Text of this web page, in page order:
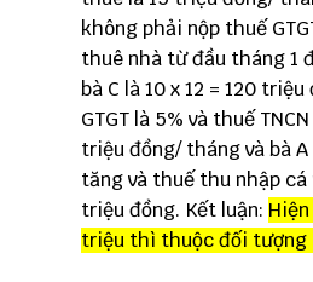
không phải nộp thuế
thuê nhà từ đầu tháng 1
bà C là 10 x 12 = 120
GTGT là 5% và thuế
triệu đồng/ tháng và bà
tăng và thuế thu nhập
triệu đồng. Kết luận:
triệu thì thuộc đối tượng